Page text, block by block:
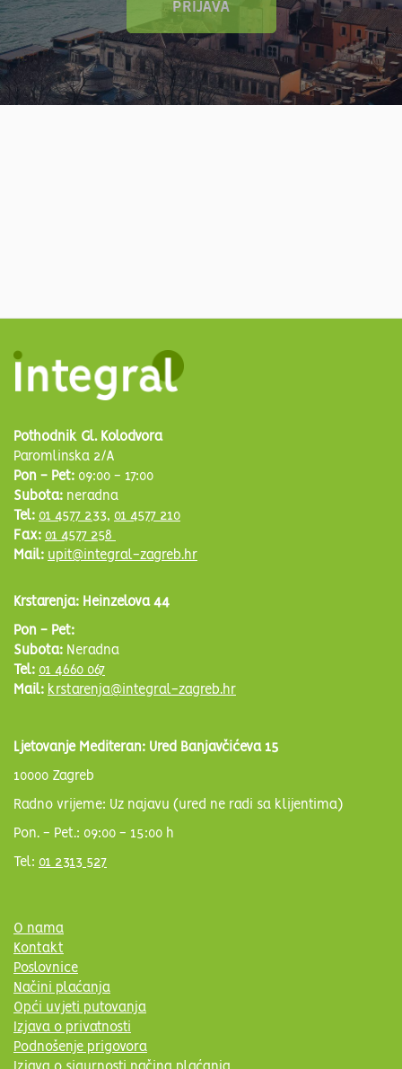
Pothodnik Gl. Kolodvora
Paromlinska 2/A
Pon - Pet: 09:00 - 17:00
Subota: neradna
Tel: 01 4577 233, 01 4577 210
Fax: 01 4577 258
Mail: upit@integral-zagreb.hr
Krstarenja: Heinzelova 44
Pon - Pet:
Subota: Neradna
Tel: 01 4660 067
Mail: krstarenja@integral-zagreb.hr
Ljetovanje Mediteran: Ured Banjavčićeva 15
10000 Zagreb
Radno vrijeme: Uz najavu (ured ne radi sa klijentima)
Pon. - Pet.: 09:00 - 15:00 h
Tel: 01 2313 527
O nama
Kontakt
Poslovnice
Načini plaćanja
Opći uvjeti putovanja
Izjava o privatnosti
Podnošenje prigovora